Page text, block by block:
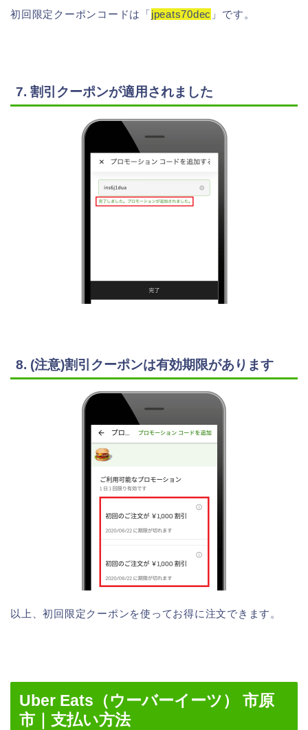
初回限定クーポンコードは「jpeats70dec 」です。
7. 割引クーポンが適用されました
8. (注意)割引クーポンは有効期限があります
以上、初回限定クーポンを使ってお得に注文できます。
Uber Eats（ウーバーイーツ） 市原
市｜支払い方法